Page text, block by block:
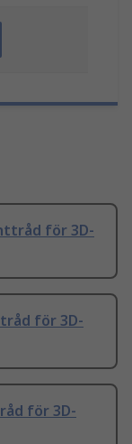
för 3D-
för 3D-
för 3D-